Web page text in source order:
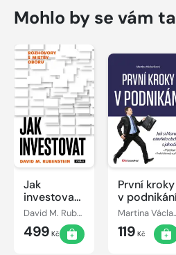
Mohlo by se vám
Jak
investovat:
Rozhovory
s mistry
oboru
David M. Rubenstein
499 Kč
První kroky
v
119 Kč